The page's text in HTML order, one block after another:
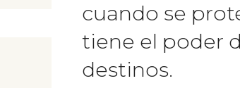
cuando se
tiene el poder
destinos.